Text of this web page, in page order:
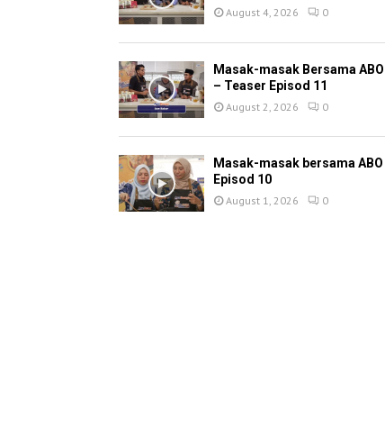
August 4, 2026 0
Masak-masak Bersama ABO
– Teaser Episod 11
August 2, 2026 0
Masak-masak bersama ABO
Episod 10
August 1, 2026 0